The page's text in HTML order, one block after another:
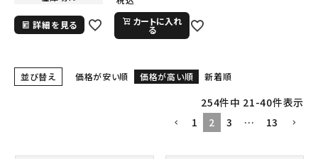
詳細を見る
カートに入れ
る
並び替え 価格が安い順 価格が高い順 新着順
254件中 21-40件表示
1
2 3 … 13